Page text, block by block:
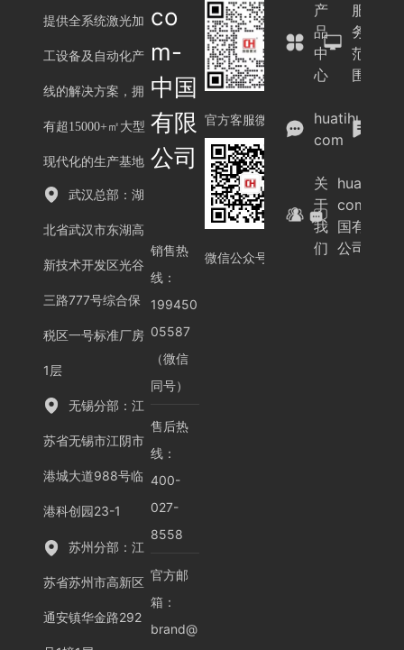
提供全系统激光加
工设备及自动化产
线的解决方案，拥
有超15000+㎡大型
现代化的生产基地
武汉总部：湖
北省武汉市东湖高
新技术开发区光谷
三路777号综合保
税区一号标准厂房
1层
无锡分部：江
苏省无锡市江阴市
港城大道988号临
港科创园23-1
苏州分部：江
苏省苏州市高新区
通安镇华金路292
co
m-
中国
有限
公司
销售热
线：
199450
05587
（微信
同号）
售后热
线：
400-
027-
8558
官方邮
箱：
brand@
官方客服微信
微信公众号
产
品
中
心
服
务
范
围
huatihui.
com
关
于
我
们
huatihui.
com-中
国有限
公司